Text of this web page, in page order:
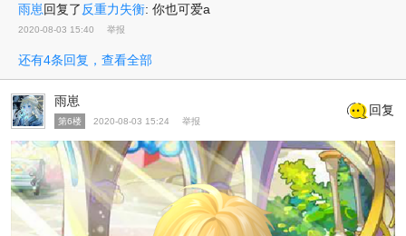
雨崽回复了 反重力失衡: 你也可爱a
2020-08-03 15:40 举报
还有4条回复，查看全部
雨崽
第6楼 2020-08-03 15:24 举报
回复